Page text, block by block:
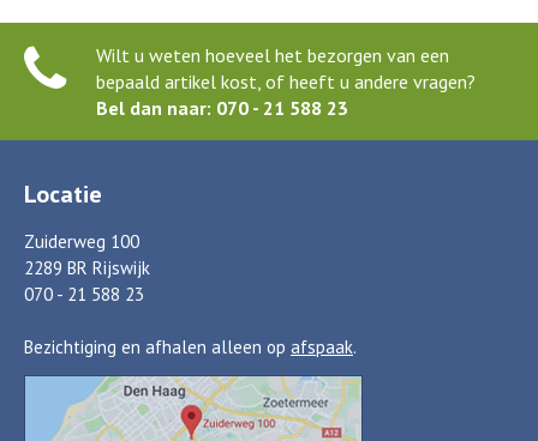
Wilt u weten hoeveel het bezorgen van een
bepaald artikel kost, of heeft u andere vragen?
Bel dan naar: 070 - 21 588 23
Locatie
Zuiderweg 100
2289 BR Rijswijk
070 - 21 588 23
Bezichtiging en afhalen alleen op afspaak.